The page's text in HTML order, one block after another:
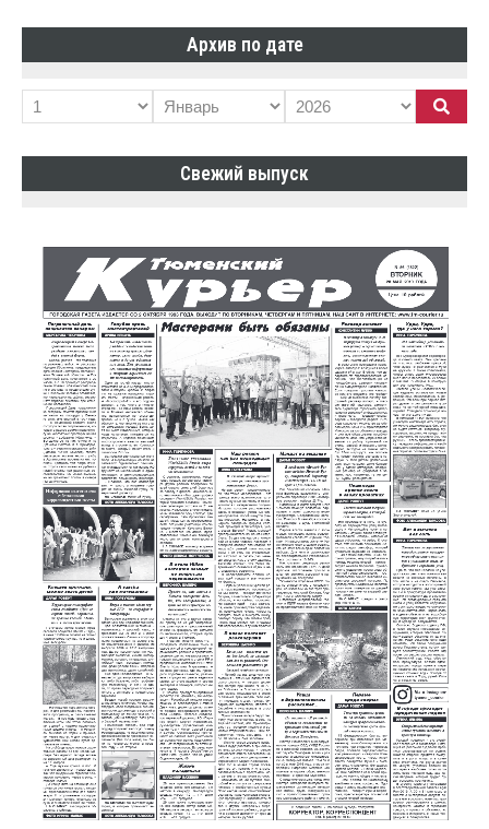
Архив по дате
Свежий выпуск